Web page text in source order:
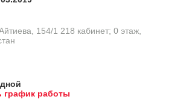
154/1​ 218 кабинет; 0 этаж,
график работы